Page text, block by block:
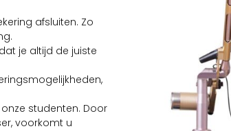
afsluiten. Zo
je altijd de juiste
studenten. Door
voorkomt u